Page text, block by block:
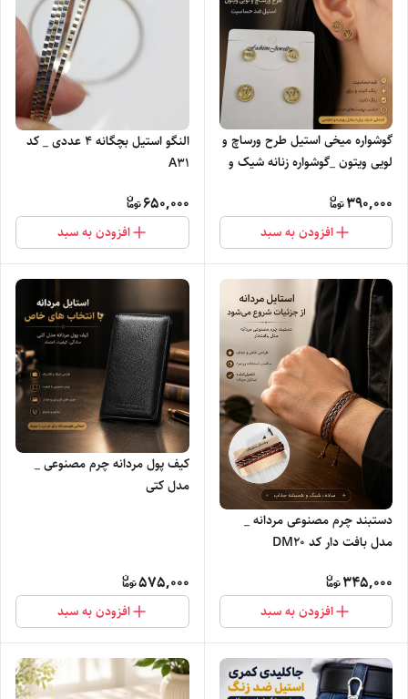
گوشواره میخی استیل طرح ورساچ و
لویی ویتون _گوشواره زنانه شیک و
390,000
افزودن به سبد
النگو استیل بچگانه ۴ عددی _ کد
A31
650,000
افزودن به سبد
دستبند چرم مصنوعی مردانه _
مدل بافت دار کد DM20
345,000
افزودن به سبد
کیف پول مردانه چرم مصنوعی _
مدل کتی
575,000
افزودن به سبد